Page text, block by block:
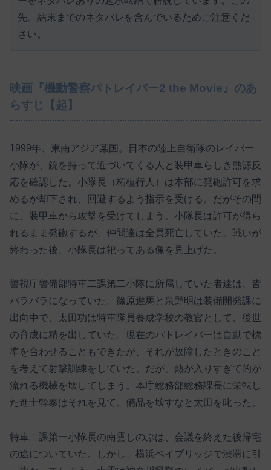
先、結末までのネタバレを含んでいるためご注意くだ
さい。
映画『機動警察パトレイバー2 the Movie』のあ
らすじ【起】
1999年、東南アジア某国。日本の陸上自衛隊のレイバー
小隊が、銃を持って近づいてくる人と装甲車らしき熱源反
応を確認した。小隊長（柘植行人）は本部に発砲許可を求
めるが却下され、回避するよう指示を受ける。だがその間
に、装甲車から攻撃を受けてしまう。小隊長は許可が得ら
れるまま発砲するが、仲間達は全員死亡していた。戦いが
終わった後、小隊長は祀ってある像を見上げた。
警視庁警備部特車二課第二小隊に所属していた者達は、皆
バラバラになっていた。篠原遊馬と泉野明は装備開発課に
出向中で、太田功は特車隊員養成学校の教官として、後世
の育成に精を出していた。現在のパトレイバーは自動で標
準を合わせることもできたが、それが故障したときのこと
を考えて射撃訓練をしていた。だが、熱が入りすぎて的が
流れる機械を壊してしまう。本庁総務部総務課長に栄転し
た進士幹泰はそれを見て、備品を壊すなと太田を叱った。
特車二課第一小隊長の南雲しのぶは、会議を終えた後帰宅
の途についていた。しかし、横浜ベイブリッジで渋滞に引